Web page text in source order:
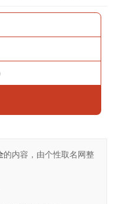
的内容，由个性取名网整